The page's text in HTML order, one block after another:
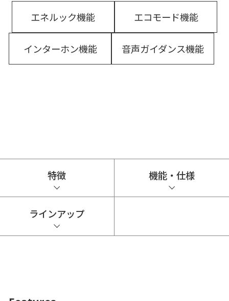
エネルック機能 エコモード機能
インターホン機能 音声ガイダンス機能
特徴 機能・仕様
ラインアップ